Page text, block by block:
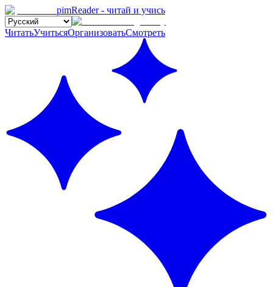
pimReader - читай и учись
ЧитатьУчитьсяОрганизоватьСмотреть